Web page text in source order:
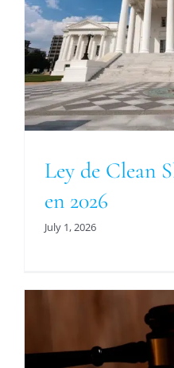
Ley de Clean
en 2026
July 1, 2026